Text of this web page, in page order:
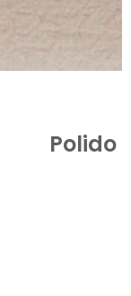
Polido